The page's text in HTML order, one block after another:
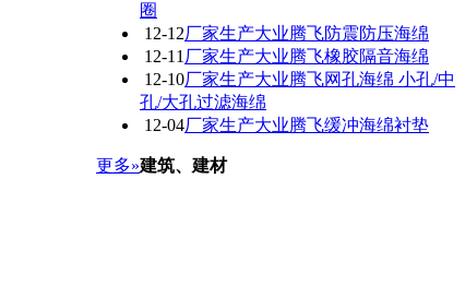
圈
12-12厂家生产大业腾飞防震防压海绵
12-11 厂家生产大业腾飞橡胶隔音海绵
12-10厂家生产大业腾飞网孔海绵 小孔/中
孔/大孔过滤海绵
12-04厂家生产大业腾飞缓冲海绵衬垫
更多»建筑、建材